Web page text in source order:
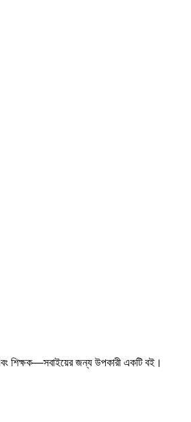
শিক্ষক—সবাইয়ের জন্য উপকারী একটি বই।